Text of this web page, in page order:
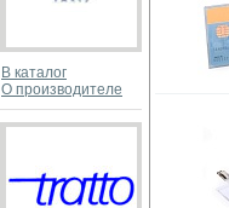
В каталог
О производителе